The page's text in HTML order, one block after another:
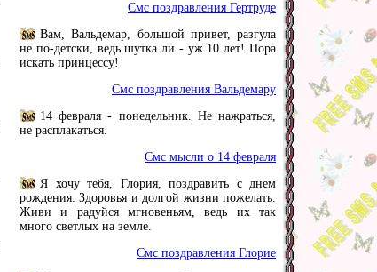
Смс поздравления Гертруде
Вам, Вальдемар, большой привет, разгула
не по-детски, ведь шутка ли - уж 10 лет! Пора
искать принцессу!
Смс поздравления Вальдемару
14 февраля - понедельник. Не нажраться,
не расплакаться.
Смс мысли о 14 февраля
Я хочу тебя, Глория, поздравить с днем
рождения. Здоровья и долгой жизни пожелать.
Живи и радуйся мгновеньям, ведь их так
много светлых на земле.
Смс поздравления Глорие